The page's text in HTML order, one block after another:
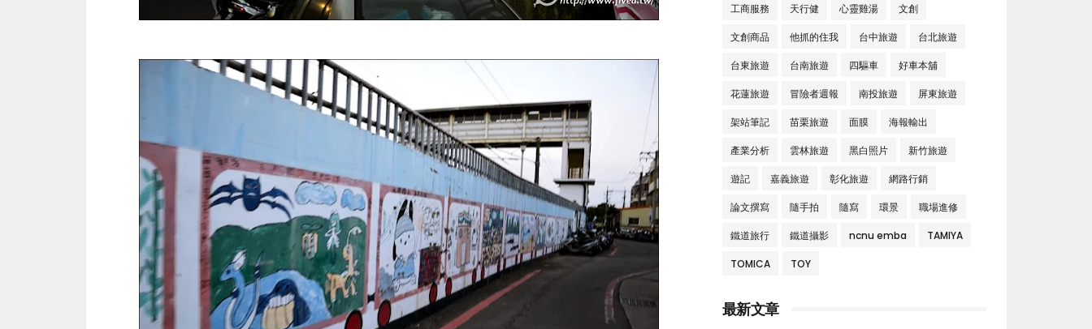
工商服務 天行健 心靈雞湯 文創
文創商品 他抓的住我 台中旅遊 台北旅遊
台東旅遊 台南旅遊 四驅車 好車本舖
花蓮旅遊 冒險者週報 南投旅遊 屏東旅遊
架站筆記 苗栗旅遊 面膜 海報輸出
產業分析 雲林旅遊 黑白照片 新竹旅遊
遊記 嘉義旅遊 彰化旅遊 網路行銷
論文撰寫 隨手拍 隨寫 環景 職場進修
鐵道旅行 鐵道攝影 ncnu emba TAMIYA
TOMICA TOY
最新文章